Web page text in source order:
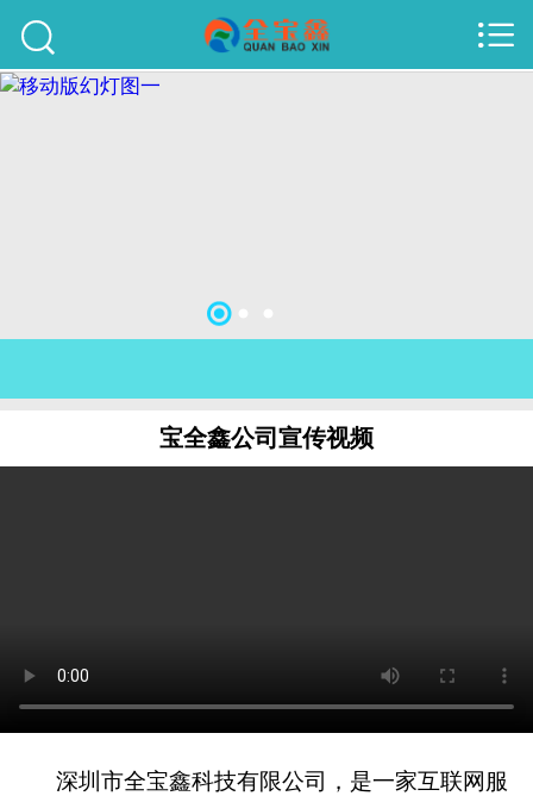
关于我们
联系我们
51La
XML地图


宝全鑫公司宣传视频
深圳市全宝鑫科技有限公司，是一家互联网服